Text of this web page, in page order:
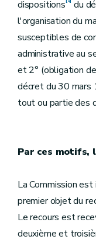
dispositions
du
l'organisation du
susceptibles de
administrative au
et 2° (obligation
décret du 30 mars
tout ou partie des
Par ces motifs,
La Commission
premier objet du
Le recours est
deuxième et